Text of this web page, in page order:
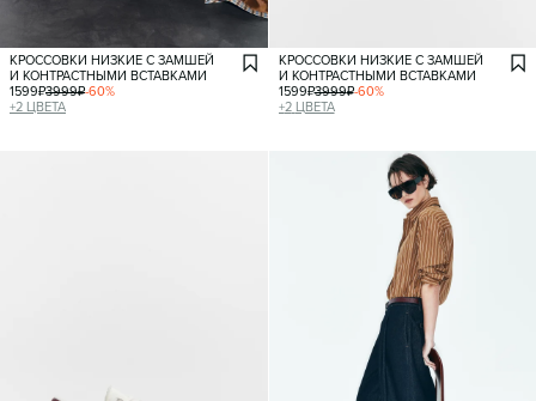
КРОССОВКИ НИЗКИЕ С ЗАМШЕЙ
И КОНТРАСТНЫМИ ВСТАВКАМИ
1599₽3999₽-60%
+2 ЦВЕТА
КРОССОВКИ НИЗКИЕ С ЗАМШЕЙ
И КОНТРАСТНЫМИ ВСТАВКАМИ
1599₽3999₽-60%
+2 ЦВЕТА